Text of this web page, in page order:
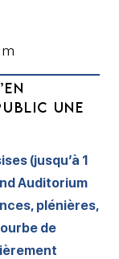
UNE
(jusqu’à 1
Auditorium
plénières,
de